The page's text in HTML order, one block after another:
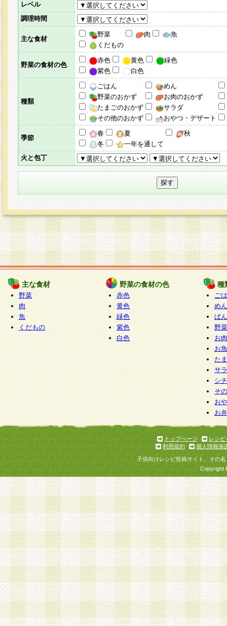
レベル
調理時間
主な食材
野菜 肉
魚
くだもの
野菜の食材の色
赤色 黄色
緑色
紫色
白色
種類
ごはん
めん
野菜のおかず
お肉のおかず
たまごのおかず
サラダ
その他のおかず
おやつ・デザート
季節
春 夏
秋
冬
一年を通して
火と包丁
主な食材
野菜
肉
魚
くだもの
野菜の食材の色
赤色
黄色
緑色
紫色
白色
種
ご
めん
ぱん
野
お
お
た
サ
シ
そ
お
お
トップページ
レシピ
利用規約
個人情報保
子供向けレシピ投稿サイト、その
Copyright